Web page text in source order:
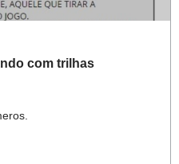
com trilhas